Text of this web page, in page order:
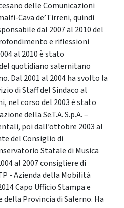
delle Comunicazioni
Cava de’Tirreni, quindi
dal 2007 al 2010 del
e riflessioni
al 2010 è stato
quotidiano salernitano
Dal 2001 al 2004 ha svolto la
di Staff del Sindaco al
nel corso del 2003 è stato
della Se.T.A. S.p.A. –
poi dall’ottobre 2003 al
del Consiglio di
Statale di Musica
al 2007 consigliere di
- Azienda della Mobilità
Capo Ufficio Stampa e
Provincia di Salerno. Ha